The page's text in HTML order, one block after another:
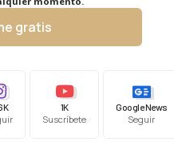
gratis
1K
Suscríbete
Google News
Seguir